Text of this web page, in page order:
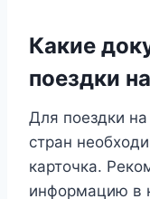
Какие
поездки
Для поездки
стран
карточка.
информацию в